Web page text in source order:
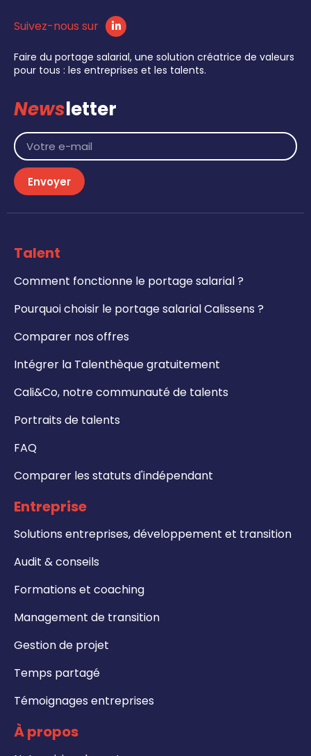
Suivez-nous sur
Faire du portage salarial, une solution créatrice de valeurs
pour tous : les entreprises et les talents.
Newsletter
Envoyer
Talent
Comment fonctionne le portage salarial ?
Pourquoi choisir le portage salarial Calissens ?
Comparer nos offres
Intégrer la Talenthèque gratuitement
Cali&Co, notre communauté de talents
Portraits de talents
FAQ
Comparer les statuts d'indépendant
Entreprise
Solutions entreprises, développement et transition
Audit & conseils
Formations et coaching
Management de transition
Gestion de projet
Temps partagé
Témoignages entreprises
À propos